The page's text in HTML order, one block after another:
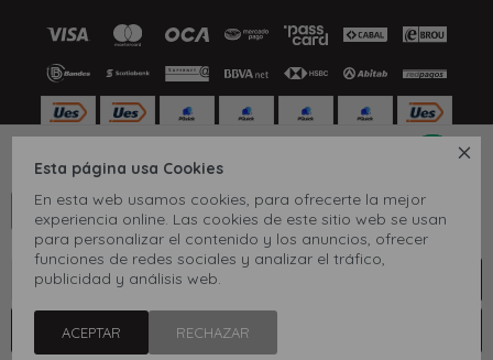

Esta página usa Cookies
En esta web usamos cookies, para ofrecerte la mejor
experiencia online. Las cookies de este sitio web se usan
para personalizar el contenido y los anuncios, ofrecer
funciones de redes sociales y analizar el tráfico,
publicidad y análisis web.
ACEPTAR RECHAZAR
CONOCÉ TU TALLE
Ver tabla de medidas
1
© Copyright 2026 / Inbox